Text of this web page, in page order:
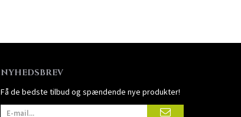
NYHEDSBREV
Få de bedste tilbud og spændende nye produkter!